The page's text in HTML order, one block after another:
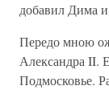
добавил Дима
Передо мною
Александра II.
Подмосковье.